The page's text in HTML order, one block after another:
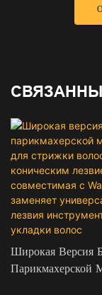
Широкая Версия
Парикмахерской